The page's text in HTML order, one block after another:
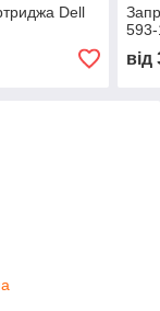
Dell
від